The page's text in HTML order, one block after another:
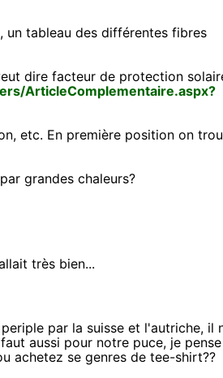
un tableau des différentes fibres
dire facteur de protection
ArticleComplementaire.aspx?
etc. En première position on
grandes chaleurs?
très bien...
par la suisse et l'autriche, il
aussi pour notre puce, je
achetez se genres de tee-shirt??